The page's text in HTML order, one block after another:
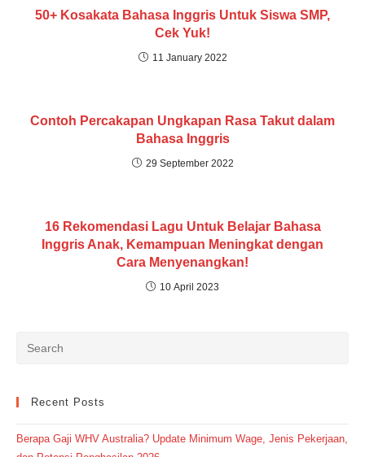
50+ Kosakata Bahasa Inggris Untuk Siswa SMP,
Cek Yuk!
11 January 2022
Contoh Percakapan Ungkapan Rasa Takut dalam
Bahasa Inggris
29 September 2022
16 Rekomendasi Lagu Untuk Belajar Bahasa
Inggris Anak, Kemampuan Meningkat dengan
Cara Menyenangkan!
10 April 2023
Recent Posts
Berapa Gaji WHV Australia? Update Minimum Wage, Jenis Pekerjaan,